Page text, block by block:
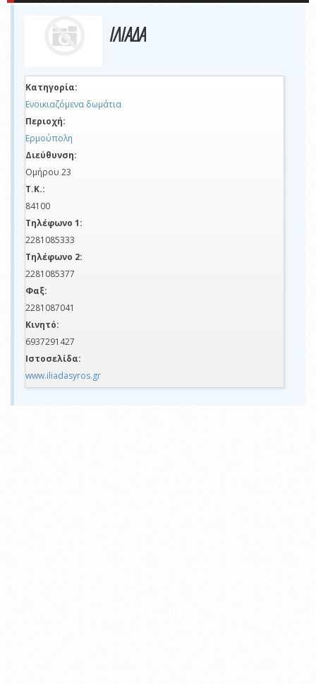
ΙΛΙΑΔΑ
Κατηγορία:
Ενοικιαζόμενα δωμάτια
Περιοχή:
Ερμούπολη
Διεύθυνση:
Ομήρου 23
Τ.Κ.:
84100
Τηλέφωνο 1:
2281085333
Τηλέφωνο 2:
2281085377
Φαξ:
2281087041
Κινητό:
6937291427
Ιστοσελίδα:
www.iliadasyros.gr